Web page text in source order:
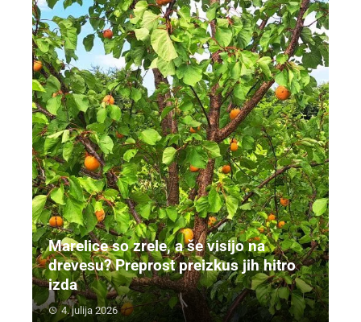
Marelice so zrele, a še visijo na
drevesu? Preprost preizkus jih hitro
izda
4. julija 2026